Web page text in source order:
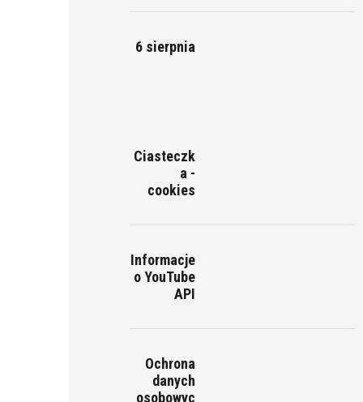
6 sierpnia
Ciasteczk
a -
cookies
Informacje
o YouTube
API
Ochrona
danych
osobowyc